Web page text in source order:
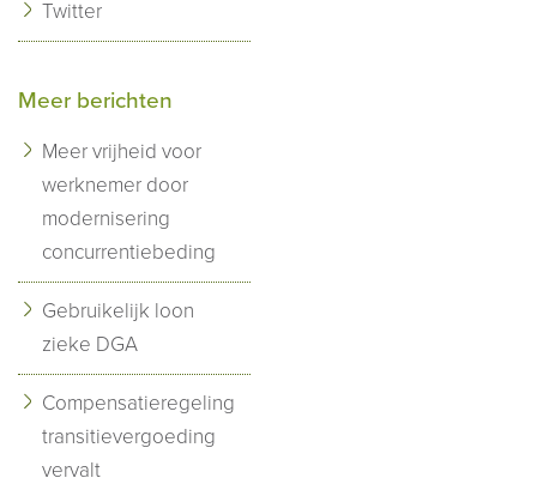
Twitter
Meer berichten
Meer vrijheid voor
werknemer door
modernisering
concurrentiebeding
Gebruikelijk loon
zieke DGA
Compensatieregeling
transitievergoeding
vervalt